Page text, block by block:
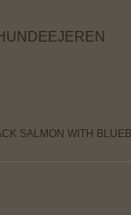
SALMON WITH